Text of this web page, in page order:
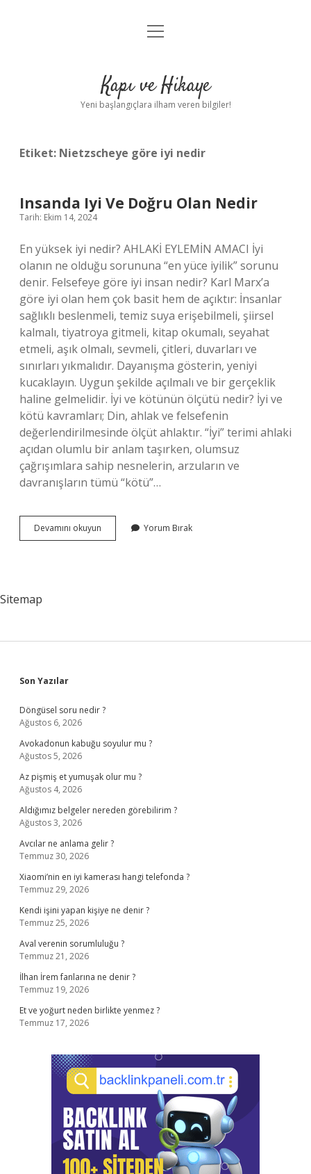
Anasayfa
Yasal Uyarı
menüyü
Kapı ve Hikaye
Yeni başlangıçlara ilham veren bilgiler!
Etiket: Nietzscheye göre iyi nedir
Insanda Iyi Ve Doğru Olan Nedir
Tarih: Ekim 14, 2024
En yüksek iyi nedir? AHLAKİ EYLEMİN AMACI İyi
olanın ne olduğu sorununa “en yüce iyilik” sorunu
denir. Felsefeye göre iyi insan nedir? Karl Marx’a
göre iyi olan hem çok basit hem de açıktır: İnsanlar
sağlıklı beslenmeli, temiz suya erişebilmeli, şiirsel
kalmalı, tiyatroya gitmeli, kitap okumalı, seyahat
etmeli, aşık olmalı, sevmeli, çitleri, duvarları ve
sınırları yıkmalıdır. Dayanışma gösterin, yeniyi
kucaklayın. Uygun şekilde açılmalı ve bir gerçeklik
haline gelmelidir. İyi ve kötünün ölçütü nedir? İyi ve
kötü kavramları; Din, ahlak ve felsefenin
değerlendirilmesinde ölçüt ahlaktır. “İyi” terimi ahlaki
açıdan olumlu bir anlam taşırken, olumsuz
çağrışımlara sahip nesnelerin, arzuların ve
davranışların tümü “kötü”…
Devamını okuyun Insanda
Iyi
Yorum Bırak
Sitemap
Sidebar
Son Yazılar
Döngüsel soru nedir ?
Ağustos 6, 2026
Avokadonun kabuğu soyulur mu ?
Ağustos 5, 2026
Az pişmiş et yumuşak olur mu ?
Ağustos 4, 2026
Aldığımız belgeler nereden görebilirim ?
Ağustos 3, 2026
Avcılar ne anlama gelir ?
Temmuz 30, 2026
Xiaomi’nin en iyi kamerası hangi telefonda ?
Temmuz 29, 2026
Kendi işini yapan kişiye ne denir ?
Temmuz 25, 2026
Aval verenin sorumluluğu ?
Temmuz 21, 2026
İlhan İrem fanlarına ne denir ?
Temmuz 19, 2026
Et ve yoğurt neden birlikte yenmez ?
Temmuz 17, 2026